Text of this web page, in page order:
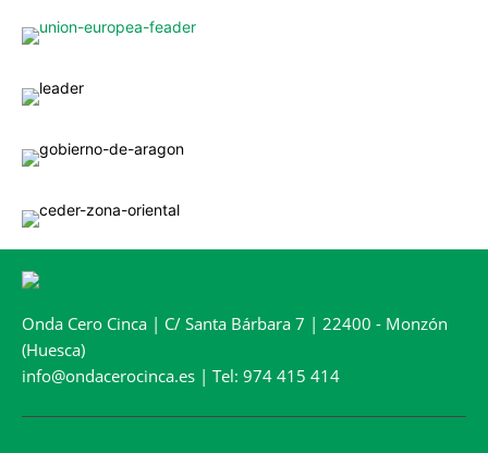
Onda Cero Cinca | C/ Santa Bárbara 7 | 22400 - Monzón
(Huesca)
info@ondacerocinca.es | Tel: 974 415 414